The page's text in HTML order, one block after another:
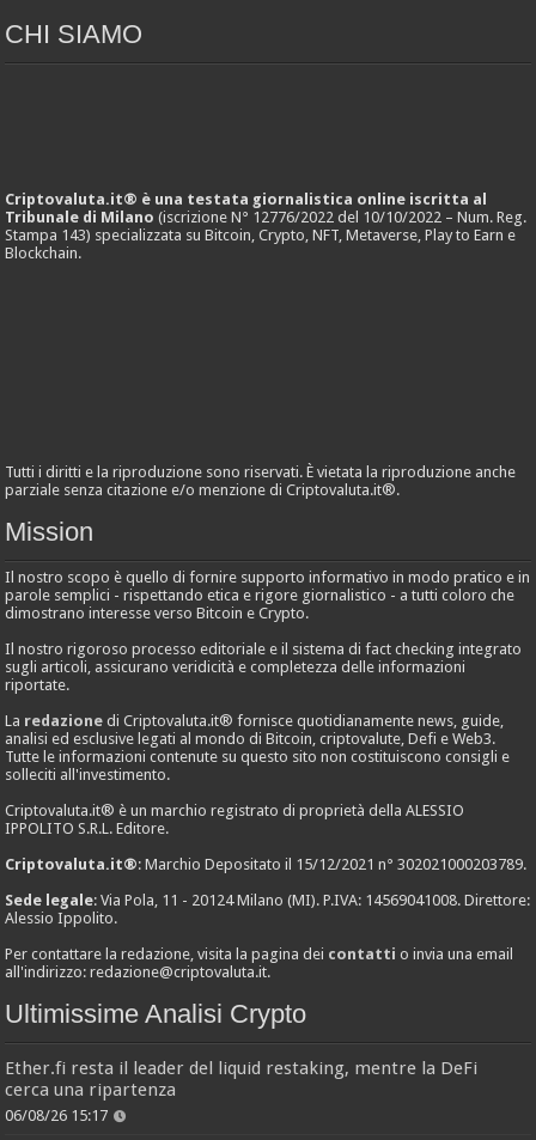
CHI SIAMO
Criptovaluta.it® è una testata giornalistica online iscritta al
Tribunale di Milano (iscrizione N° 12776/2022 del 10/10/2022 – Num. Reg.
Stampa 143) specializzata su Bitcoin, Crypto, NFT, Metaverse, Play to Earn e
Blockchain.
Tutti i diritti e la riproduzione sono riservati. È vietata la riproduzione anche
parziale senza citazione e/o menzione di Criptovaluta.it®.
Mission
Il nostro scopo è quello di fornire supporto informativo in modo pratico e in
parole semplici - rispettando etica e rigore giornalistico - a tutti coloro che
dimostrano interesse verso Bitcoin e Crypto.
Il nostro rigoroso processo editoriale e il sistema di fact checking integrato
sugli articoli, assicurano veridicità e completezza delle informazioni
riportate.
La redazione di Criptovaluta.it® fornisce quotidianamente news, guide,
analisi ed esclusive legati al mondo di Bitcoin, criptovalute, Defi e Web3.
Tutte le informazioni contenute su questo sito non costituiscono consigli e
solleciti all'investimento.
Criptovaluta.it® è un marchio registrato di proprietà della ALESSIO
IPPOLITO S.R.L. Editore.
Criptovaluta.it®: Marchio Depositato il 15/12/2021 n° 302021000203789.
Sede legale: Via Pola, 11 - 20124 Milano (MI). P.IVA: 14569041008. Direttore:
Alessio Ippolito.
Per contattare la redazione, visita la pagina dei contatti o invia una email
all'indirizzo:redazione@criptovaluta.it.
Ultimissime Analisi Crypto
Ether.fi resta il leader del liquid restaking, mentre la DeFi
cerca una ripartenza
06/08/26 15:17